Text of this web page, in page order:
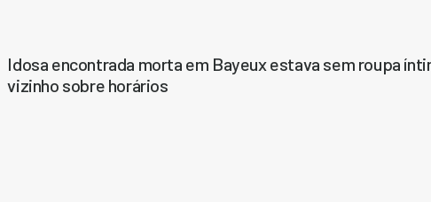
Idosa encontrada morta em Bayeux estava sem roupa
vizinho sobre horários